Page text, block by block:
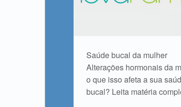
Saúde bucal da mulher
Alterações hormonais da
o que isso afeta a sua
bucal? Leita matéria